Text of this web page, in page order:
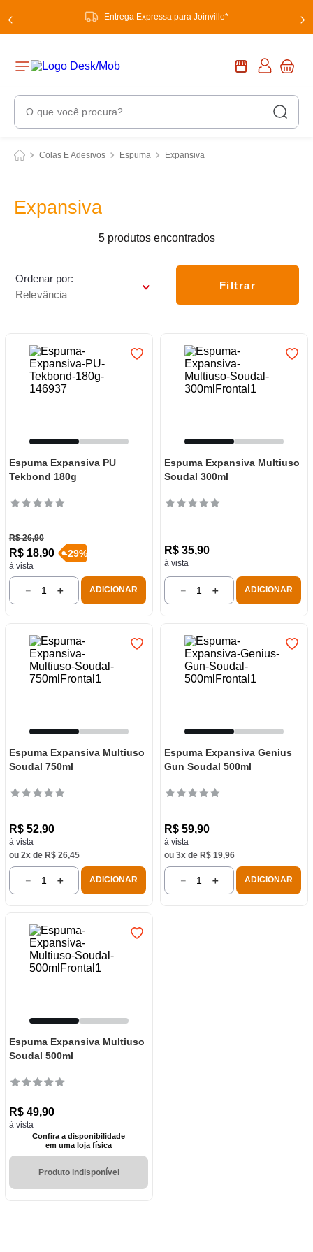
Entrega Expressa para Joinville*
O que você procura?
Colas E Adesivos Espuma Expansiva
Expansiva
5 produtos
Ordenar por
Relevância
Filtrar
Espuma Expansiva PU
Tekbond 180g
R$ 26,90
R$ 18,90
à vista
-29%
＋
－ ADICIONAR
Espuma Expansiva Multiuso
Soudal 300ml
R$ 35,90
à vista
＋
－ ADICIONAR
Espuma Expansiva Multiuso
Soudal 750ml
R$ 52,90
à vista
ou 2x de R$ 26,45
＋
－ ADICIONAR
Espuma Expansiva Genius
Gun Soudal 500ml
R$ 59,90
à vista
ou 3x de R$ 19,96
＋
－ ADICIONAR
Espuma Expansiva Multiuso
Soudal 500ml
R$ 49,90
à vista
Confira a disponibilidade
em uma loja física
Produto indisponível
Termos Mais Buscados
2º
5º
6º luminária
8º panelas
9º varal
10 º caneca